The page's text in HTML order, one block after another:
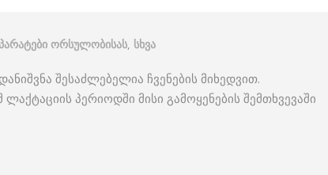
ორსულობისას, სხვა
შესაძლებელია ჩვენების მიხედვით.
პერიოდში მისი გამოყენების შემთხვევაში